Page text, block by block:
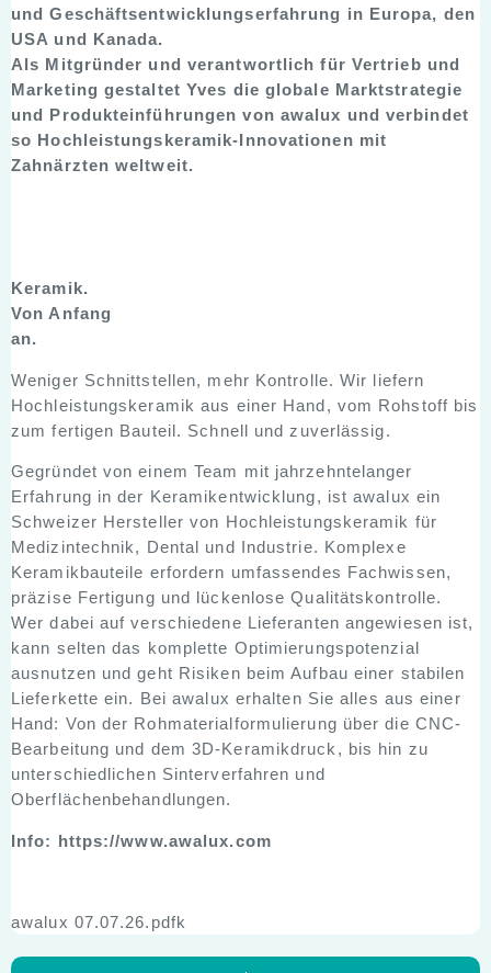
und Geschäftsentwicklungserfahrung in Europa, den
USA und Kanada.
Als Mitgründer und verantwortlich für Vertrieb und
Marketing gestaltet Yves die globale Marktstrategie
und Produkteinführungen von awalux und verbindet
so Hochleistungskeramik-Innovationen mit
Zahnärzten weltweit.
Keramik.
Von Anfang
an.
Weniger Schnittstellen, mehr Kontrolle. Wir liefern
Hochleistungskeramik aus einer Hand, vom Rohstoff bis
zum fertigen Bauteil. Schnell und zuverlässig.
Gegründet von einem Team mit jahrzehntelanger
Erfahrung in der Keramikentwicklung, ist awalux ein
Schweizer Hersteller von Hochleistungskeramik für
Medizintechnik, Dental und Industrie. Komplexe
Keramikbauteile erfordern umfassendes Fachwissen,
präzise Fertigung und lückenlose Qualitätskontrolle.
Wer dabei auf verschiedene Lieferanten angewiesen ist,
kann selten das komplette Optimierungspotenzial
ausnutzen und geht Risiken beim Aufbau einer stabilen
Lieferkette ein. Bei awalux erhalten Sie alles aus einer
Hand: Von der Rohmaterialformulierung über die CNC-
Bearbeitung und dem 3D-Keramikdruck, bis hin zu
unterschiedlichen Sinterverfahren und
Oberflächenbehandlungen.
Info: https://www.awalux.com
awalux 07.07.26.pdfk